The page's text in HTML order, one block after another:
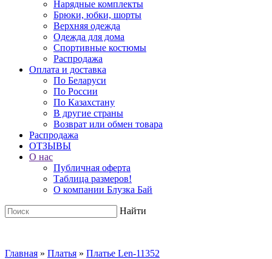
Нарядные комплекты
Брюки, юбки, шорты
Верхняя одежда
Одежда для дома
Спортивные костюмы
Распродажа
Оплата и доставка
По Беларуси
По России
По Казахстану
В другие страны
Возврат или обмен товара
Распродажа
ОТЗЫВЫ
О нас
Публичная оферта
Таблица размеров!
О компании Блузка Бай
Найти
Главная » Платья » Платье Len-11352